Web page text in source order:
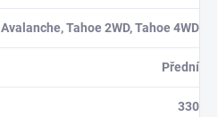
Avalanche, Tahoe 2WD, Tahoe 4WD
Přední
330